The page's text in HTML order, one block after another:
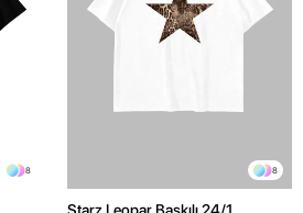
8 8